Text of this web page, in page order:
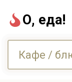
О, еда!